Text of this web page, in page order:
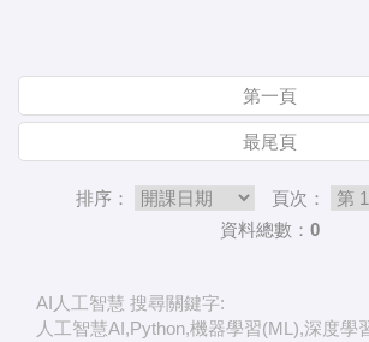
第一頁
最尾頁
排序：
頁次：
資料總數：0
AI人工智慧 搜尋關鍵字:
人工智慧AI,Python,機器學習(ML),深度學